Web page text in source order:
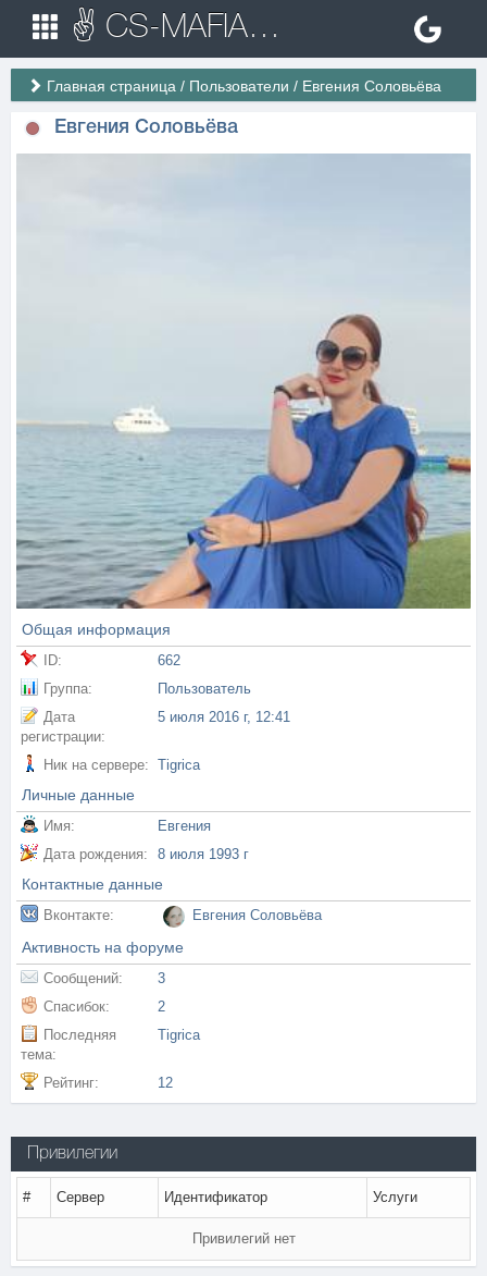
✌ CS-MAFIA.RU ✌ Игровые сервера Counter Strike 1.6
Главная страница / Пользователи / Евгения Соловьёва
Евгения Соловьёва
Общая информация
ID:
662
Группа:
Пользователь
Дата
регистрации:
5 июля 2016 г, 12:41
Ник на сервере: Tigrica
Личные данные
Имя:
Евгения
Дата рождения:
8 июля 1993 г
Контактные данные
Вконтакте: Евгения Соловьёва
Активность на форуме
Сообщений:
3
Спасибок:
2
Последняя
тема:
Tigrica
Рейтинг: 12
Привилегии
# Сервер Идентификатор Услуги
Привилегий нет